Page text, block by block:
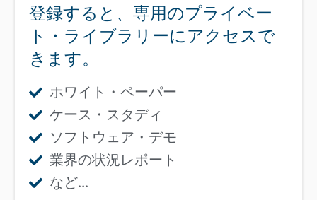
登録すると、専用のプライベー
ト・ライブラリーにアクセスで
きます。
ホワイト・ペーパー
ケース・スタディ
ソフトウェア・デモ
業界の状況レポート
など...